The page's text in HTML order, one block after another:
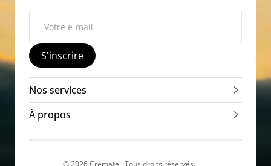
S'inscrire
Nos services
À propos
Facebook
© 2026Crématel. Tous droits réservés.